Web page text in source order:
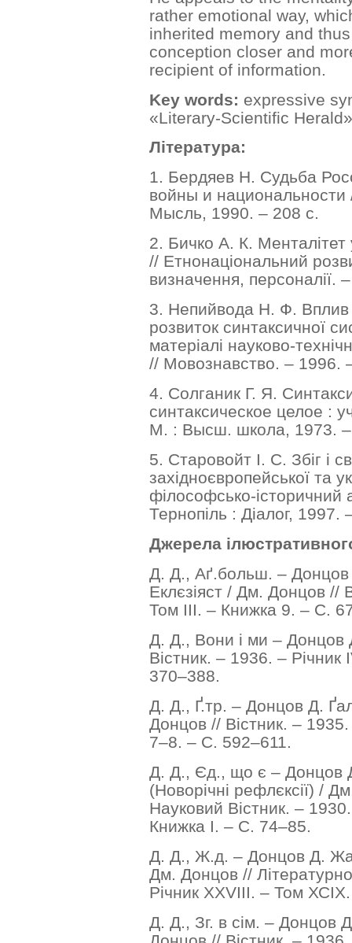
rather emotional way,
inherited memory and
conception closer and
recipient of information.
Key words: expressive
«Literary-Scientific
Література:
1. Бердяев Н. Судьба
войны и
Мысль, 1990. – 208 с.
2. Бичко А. К. Менталітет
// Етнонаціональний
визначення,
3. Непийвода Н. Ф. Вплив
розвиток синтаксичної
матеріалі науково-
// Мовознавство. –
4. Солганик Г. Я.
синтаксическое целое :
М. : Высш. школа, 1973.
5. Старовойт І. С. Збіг і
західноєвропейської та
філософсько-історичний
Тернопіль : Діалог, 1997.
Джерела
Д. Д., Аґ.больш. – Донцов
Еклєзіяст / Дм. Донцов //
Том ІІІ. – Книжка 9. – С.
Д. Д., Вони і ми –
Вістник. – 1936. – Річник
370–388.
Д. Д., Ґ.тр. – Донцов Д.
Донцов // Вістник. – 1935.
7–8. – С. 592–611.
Д. Д., Єд., що є – Донцов
(Новорічні рефлєксії) /
Науковий Вістник. –
Книжка І. – С. 74–85.
Д. Д., Ж.д. – Донцов Д.
Дм. Донцов //
Річник ХХVІІІ. – Том
Д. Д., Зг. в сім. – Донцов